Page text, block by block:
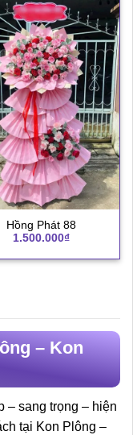
Hồng Phát 88
1.500.000₫
– Kon
– sang trọng – hiện
tại Kon Plông –